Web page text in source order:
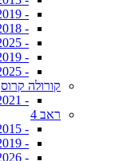
- 2013-2019
- 2018+ (הצ'בק)
- 2019-2025
- 2019+ (סטיישן)
- 2025+
קורולה קרוס
- 2021+
ראב 4
- 2013-2015
- 2015-2019
- 2019-2026